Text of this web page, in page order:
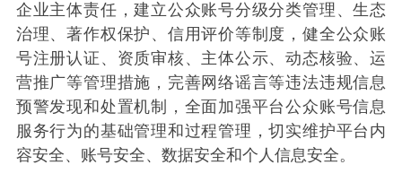
企业主体责任，建立公众账号分级分类管理、生态
治理、著作权保护、信用评价等制度，健全公众账
号注册认证、资质审核、主体公示、动态核验、运
营推广等管理措施，完善网络谣言等违法违规信息
预警发现和处置机制，全面加强平台公众账号信息
服务行为的基础管理和过程管理，切实维护平台内
容安全、账号安全、数据安全和个人信息安全。